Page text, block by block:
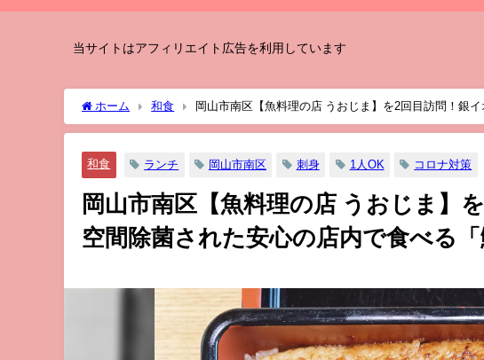
当サイトはアフィリエイト広告を利用しています
ホーム 和食
岡山市南区【魚料理の店 うおじま】を2回目訪問！銀
別！
和食 ランチ 岡山市南区 刺身 1人OK コロナ対策
岡山市南区【魚料理の店 うおじま】
空間除菌された安心の店内で食べる「